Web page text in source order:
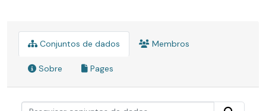
Conjuntos de dados Membros
Sobre Pages